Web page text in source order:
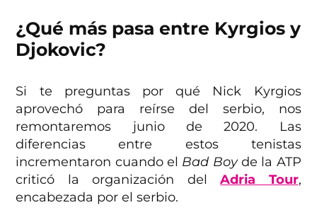
¿Qué más pasa entre Kyrgios y
Djokovic?
Si te preguntas por qué Nick Kyrgios
aprovechó para reírse del serbio, nos
remontaremos junio de 2020. Las
diferencias entre estos tenistas
incrementaron cuando el Bad Boyde la ATP
criticó la organización delAdria Tour,
encabezada por el serbio.